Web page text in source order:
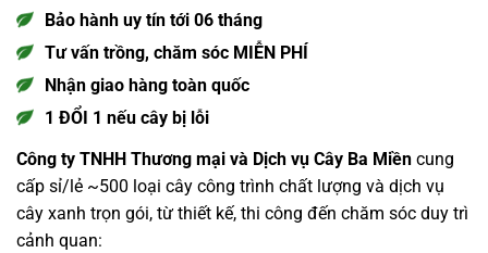
Bảo hành uy tín tới 06 tháng
Tư vấn trồng, chăm sóc MIỄN PHÍ
Nhận giao hàng toàn quốc
1 ĐỔI 1 nếu cây bị lỗi
Công ty TNHH Thương mại và Dịch vụ Cây Ba Miền cung
cấp sỉ/lẻ ~500 loại cây công trình chất lượng và dịch vụ
cây xanh trọn gói, từ thiết kế, thi công đến chăm sóc duy trì
cảnh quan: